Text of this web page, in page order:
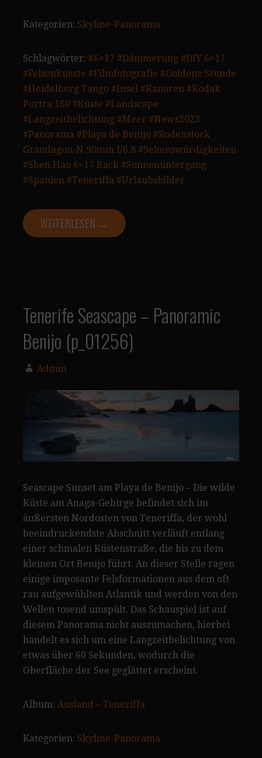
Kategorien: Skyline-Panorama
Schlagwörter: #6×17 #Dämmerung #DIY 6×17
#Felsenkueste #Filmfotografie #Goldene Stunde
#Heidelberg Tango #Insel #Kanaren #Kodak
Portra 160 #Küste #Landscape
#Langzeitbelichtung #Meer #News2023
#Panorama #Playa de Benijo #Rodenstock
Grandagon-N 90mm f/6.8 #Sehenswürdigkeiten
#Shen Hao 6×17 Back #Sonnenuntergang
#Spanien #Teneriffa #Urlaubsbilder
WEITERLESEN →
Tenerife Seascape – Panoramic
Benijo (p_01256)
Admin
Seascape Sunset am Playa de Benijo – Die wilde
Küste am Anaga-Gebirge befindet sich im
äußersten Nordosten von Teneriffa, der wohl
beeindruckendste Abschnitt verläuft entlang
einer schmalen Küstenstraße, die bis zu dem
kleinen Ort Benijo führt. An dieser Stelle ragen
einige imposante Felsformationen aus dem oft
rau aufgewühlten Atlantik und werden von den
Wellen tosend umspült. Das Schauspiel ist auf
diesem Panorama nicht auszumachen, hierbei
handelt es sich um eine Langzeitbelichtung von
etwas über 60 Sekunden, wodurch die
Oberfläche der See geglättet erscheint.
Album: Ausland – Teneriffa
Kategorien: Skyline-Panorama